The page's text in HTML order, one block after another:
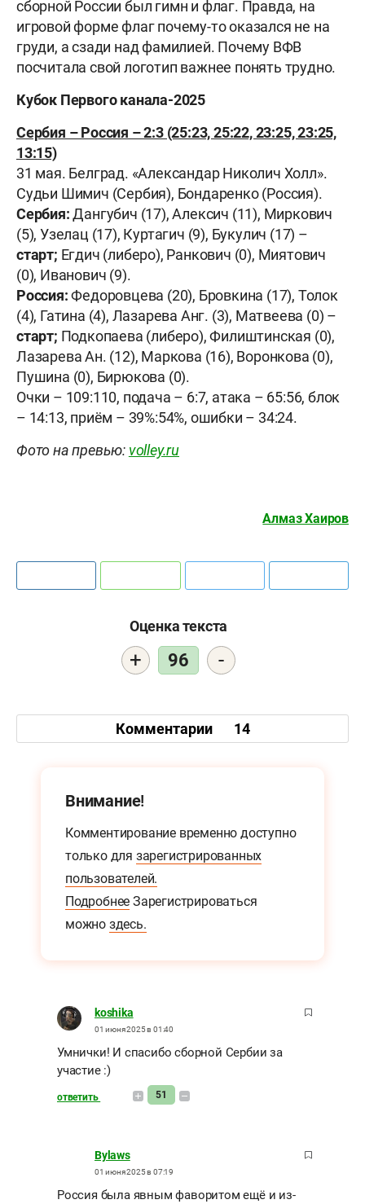
сборной России был гимн и флаг. Правда, на
игровой форме флаг почему-то оказался не на
груди, а сзади над фамилией. Почему ВФВ
посчитала свой логотип важнее понять трудно.
Кубок Первого канала-2025
Сербия – Россия – 2:3 (25:23, 25:22, 23:25, 23:25,
13:15)
31 мая. Белград. «Александар Николич Холл».
Судьи Шимич (Сербия), Бондаренко (Россия).
Сербия:Дангубич (17), Алексич (11), Миркович
(5), Узелац (17), Куртагич (9), Букулич (17) –
старт; Егдич (либеро), Ранкович (0), Миятович
(0), Иванович (9).
Россия:Федоровцева (20), Бровкина (17), Толок
(4), Гатина (4), Лазарева Анг. (3), Матвеева (0) –
старт; Подкопаева (либеро), Филиштинская (0),
Лазарева Ан. (12), Маркова (16), Воронкова (0),
Пушина (0), Бирюкова (0).
Очки – 109:110, подача – 6:7, атака – 65:56, блок
– 14:13, приём – 39%:54%, ошибки – 34:24.
Фото на превью: volley.ru
Алмаз Хаиров
Оценка текста
+ 96 -
Комментарии 14
Внимание!
Комментирование временно доступно
только для зарегистрированных
пользователей.
Подробнее Зарегистрироваться
можно здесь.
koshika
01 июня 2025 в 01:40
Умнички! И спасибо сборной Сербии за
участие :)
ответить 51
Bylaws
01 июня 2025 в 07:19
Россия была явным фаворитом ещё и из-